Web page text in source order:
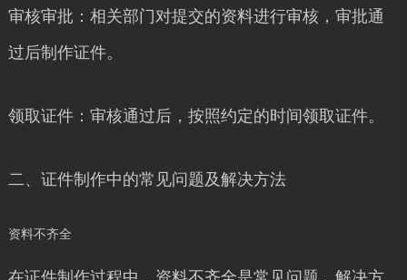
审核审批：相关部门对提交的资料进行审核，审批通
过后制作证件。
领取证件：审核通过后，按照约定的时间领取证件。
二、证件制作中的常见问题及解决方法
资料不齐全